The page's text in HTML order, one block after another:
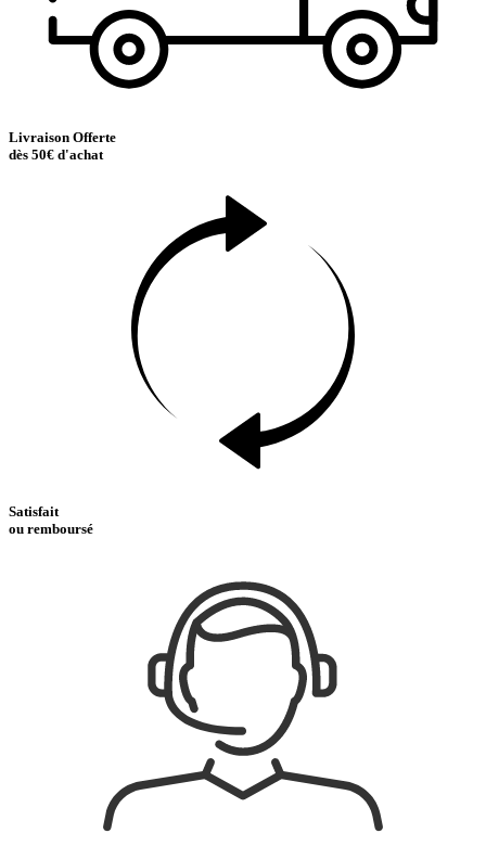
Livraison Offerte
dès 50€ d'achat
Satisfait
ou remboursé